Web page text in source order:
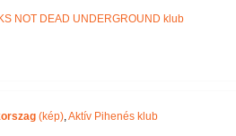
NOT DEAD UNDERGROUND klub
(kép),Aktív Pihenés klub